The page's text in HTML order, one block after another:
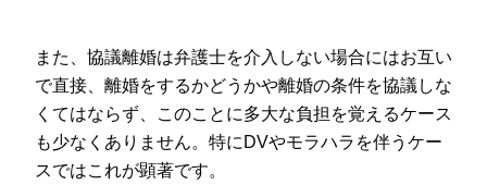
士
相
談
また、協議離婚は弁護士を介入しない場合にはお互い
で直接、離婚をするかどうかや離婚の条件を協議しな
くてはならず、このことに多大な負担を覚えるケース
も少なくありません。特にDVやモラハラを伴うケー
スではこれが顕著です。